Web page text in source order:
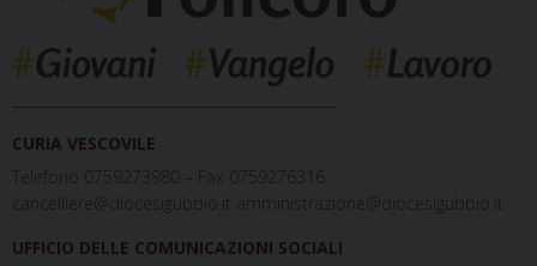
CURIA VESCOVILE
Telefono 0759273980 – Fax 0759276316
cancelliere@diocesigubbio.it amministrazione@diocesigubbio.it
UFFICIO DELLE COMUNICAZIONI SOCIALI